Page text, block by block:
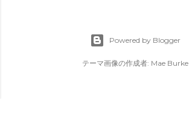
Powered by Blogger
テーマ画像の作成者: Mae Burke